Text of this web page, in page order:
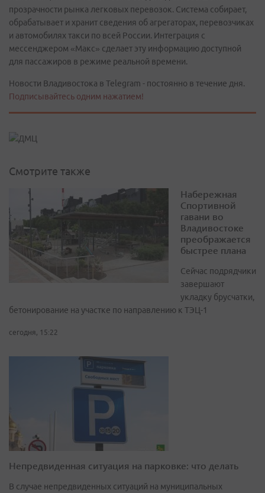
прозрачности рынка легковых перевозок. Система собирает,
обрабатывает и хранит сведения об агрегаторах, перевозчиках
и автомобилях такси по всей России. Интеграция с
мессенджером «Макс» сделает эту информацию доступной
для пассажиров в режиме реальной времени.
Новости Владивостока в Telegram - постоянно в течение дня.
Подписывайтесь одним нажатием!
Смотрите также
Набережная
Спортивной
гавани во
Владивостоке
преображается
быстрее плана
Сейчас подрядчики
завершают
укладку брусчатки,
бетонирование на участке по направлению к ТЭЦ-1
сегодня, 15:22
Непредвиденная ситуация на парковке: что делать
В случае непредвиденных ситуаций на муниципальных